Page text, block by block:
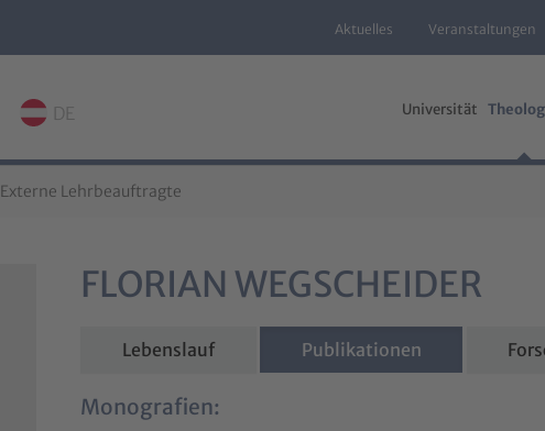
Aktuelles Veranstaltungen
DE Universität
Externe Lehrbeauftragte
FLORIAN WEGSCHEIDER
Lebenslauf Publikationen
Monografien: